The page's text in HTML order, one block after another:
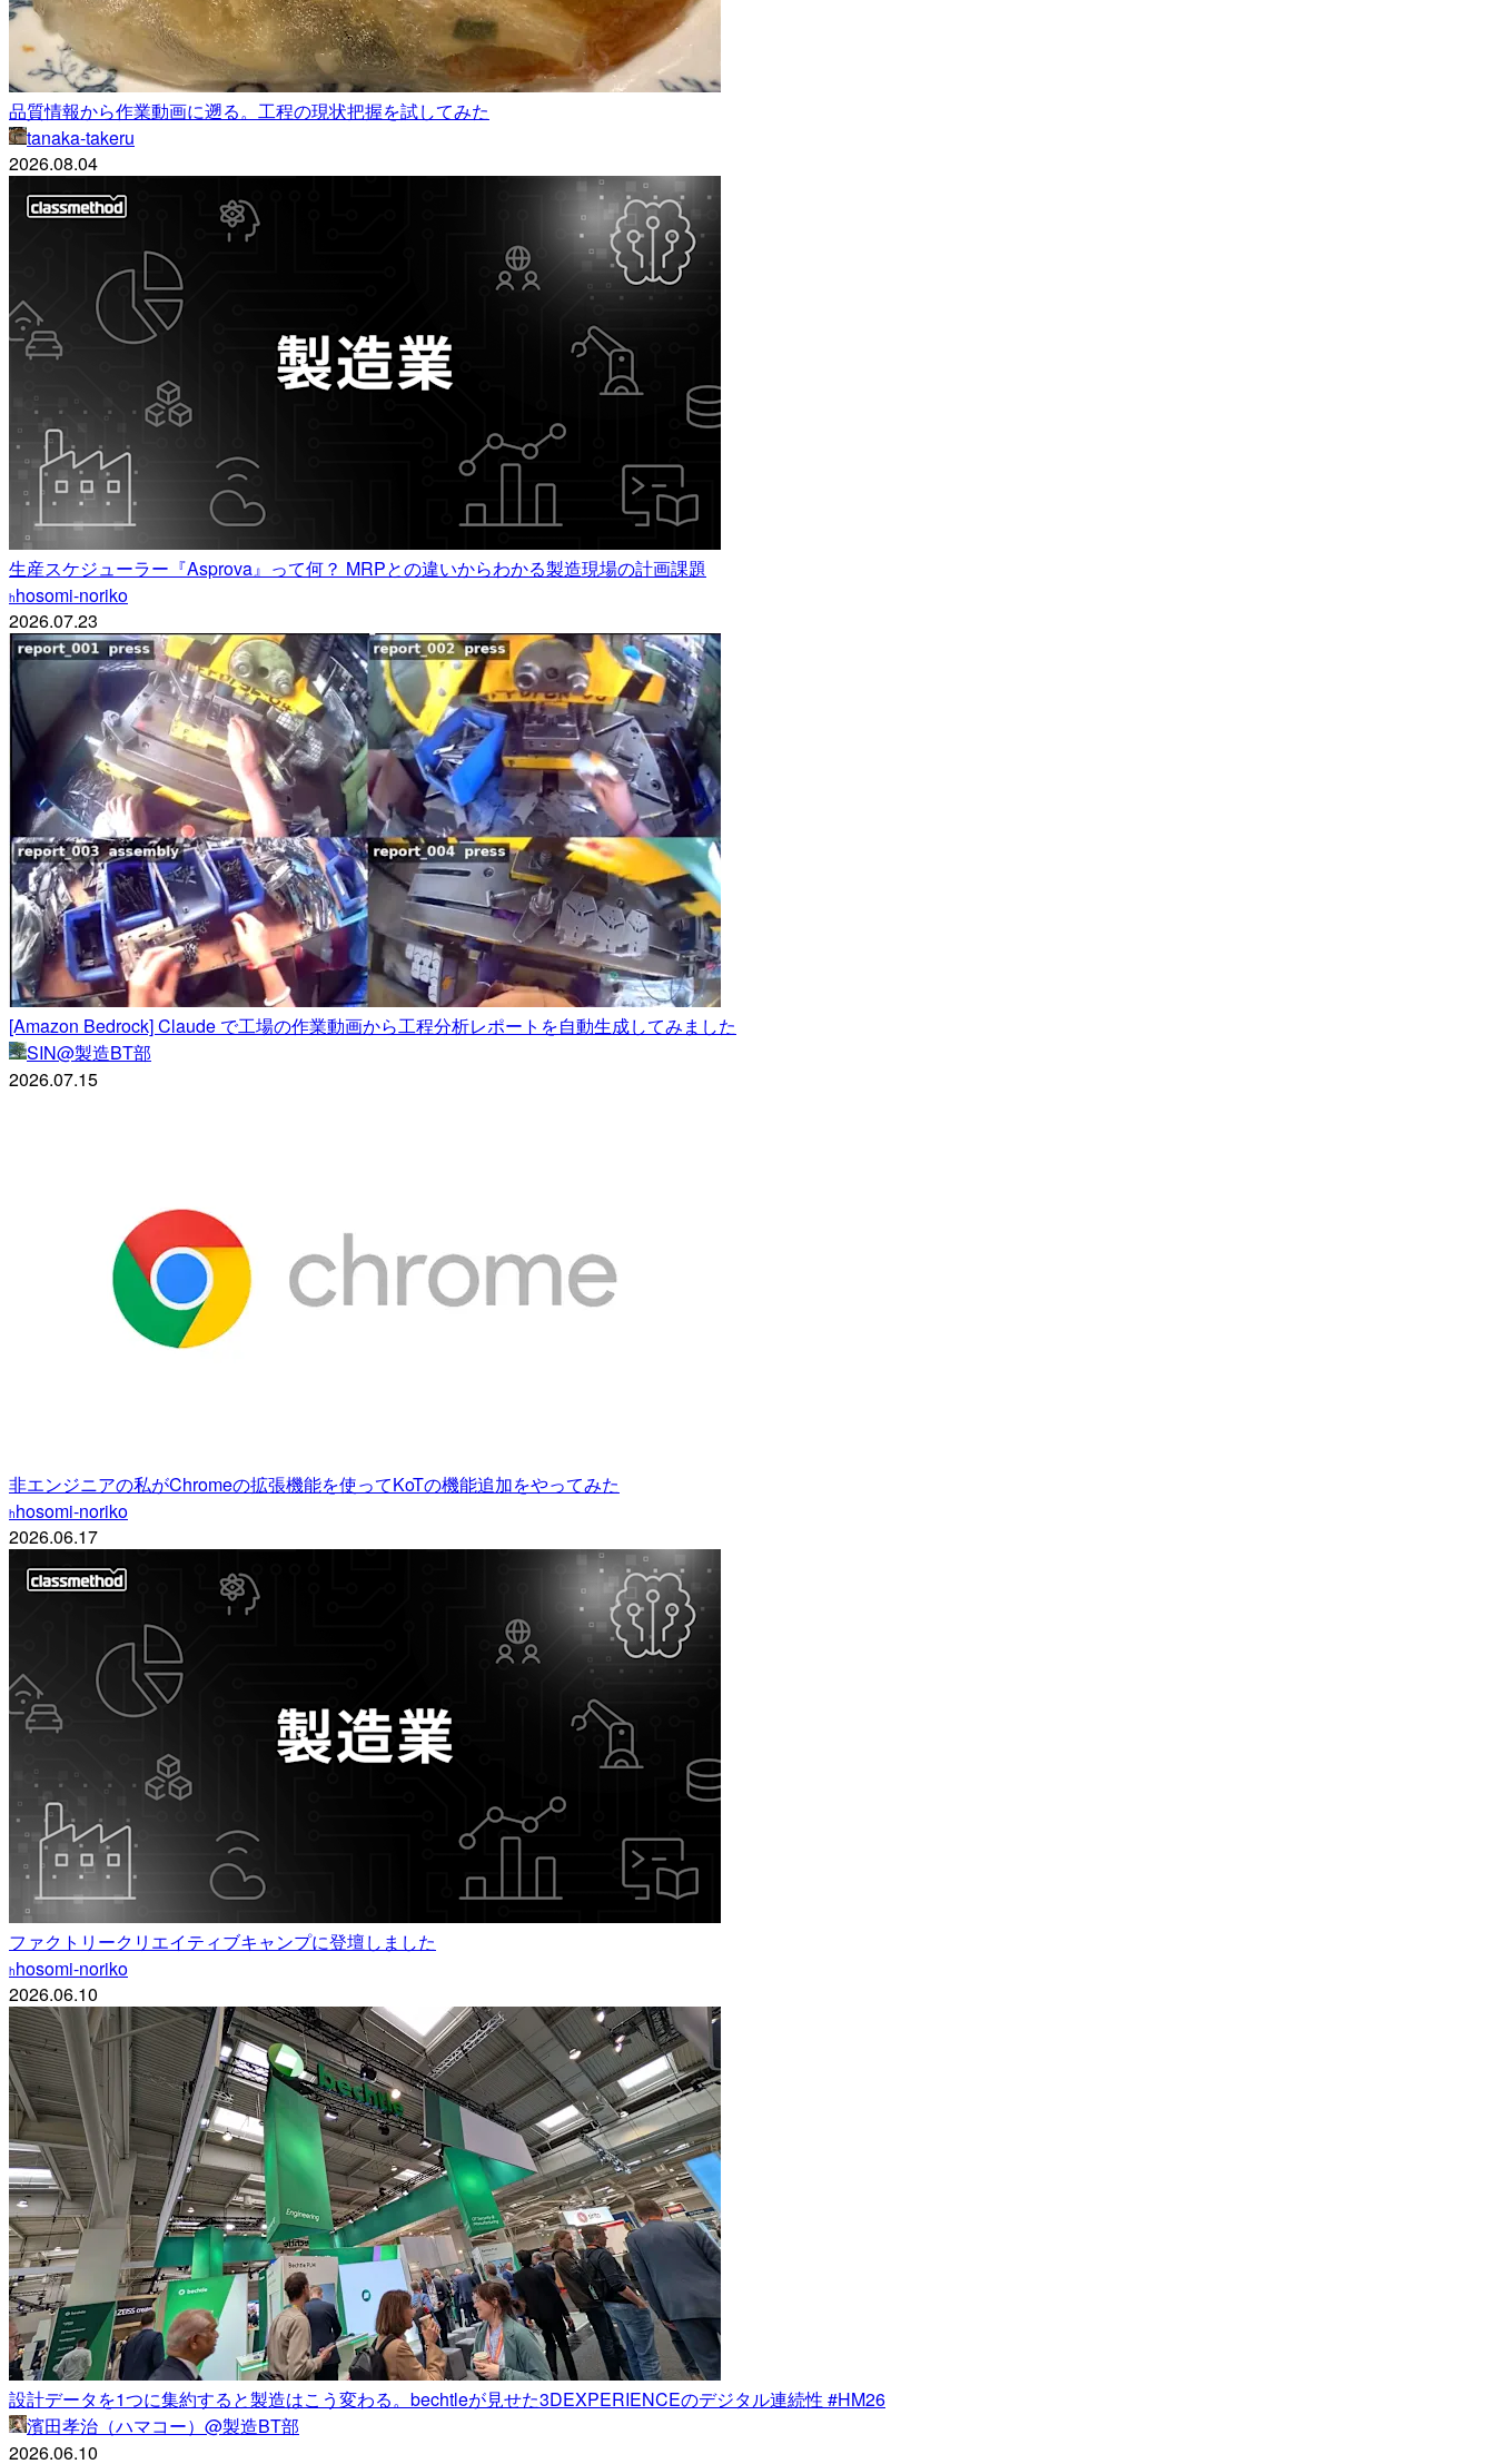
品質情報から作業動画に遡る。工程の現状把握を試してみた
tanaka-takeru
2026.08.04
生産スケジューラー『Asprova』って何？ MRPとの違いからわかる製造現場の計画課題
hhosomi-noriko
2026.07.23
[Amazon Bedrock] Claude で工場の作業動画から工程分析レポートを自動生成してみました
SIN@製造BT部
2026.07.15
非エンジニアの私がChromeの拡張機能を使ってKoTの機能追加をやってみた
hhosomi-noriko
2026.06.17
ファクトリークリエイティブキャンプに登壇しました
hhosomi-noriko
2026.06.10
設計データを1つに集約すると製造はこう変わる。bechtleが見せた3DEXPERIENCEのデジタル連続性 #HM26
濱田孝治（ハマコー）@製造BT部
2026.06.10